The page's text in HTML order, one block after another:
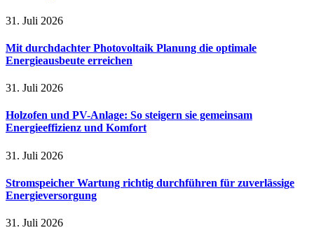
31. Juli 2026
Mit durchdachter Photovoltaik Planung die optimale
Energieausbeute erreichen
31. Juli 2026
Holzofen und PV-Anlage: So steigern sie gemeinsam
Energieeffizienz und Komfort
31. Juli 2026
Stromspeicher Wartung richtig durchführen für zuverlässige
Energieversorgung
31. Juli 2026